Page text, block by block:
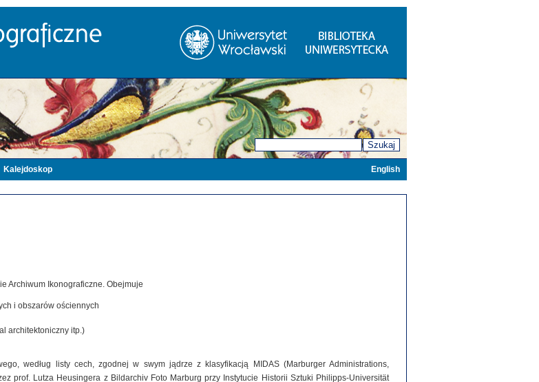
Szukaj
Kalejdoskop English
Archiwum Ikonograficzne. Obejmuje
i obszarów ościennych
architektoniczny itp.)
według listy cech, zgodnej w swym jądrze z klasyfikacją MIDAS (Marburger Administrations,
prof. Lutza Heusingera z Bildarchiv Foto Marburg przy Instytucie Historii Sztuki Philipps-Universität